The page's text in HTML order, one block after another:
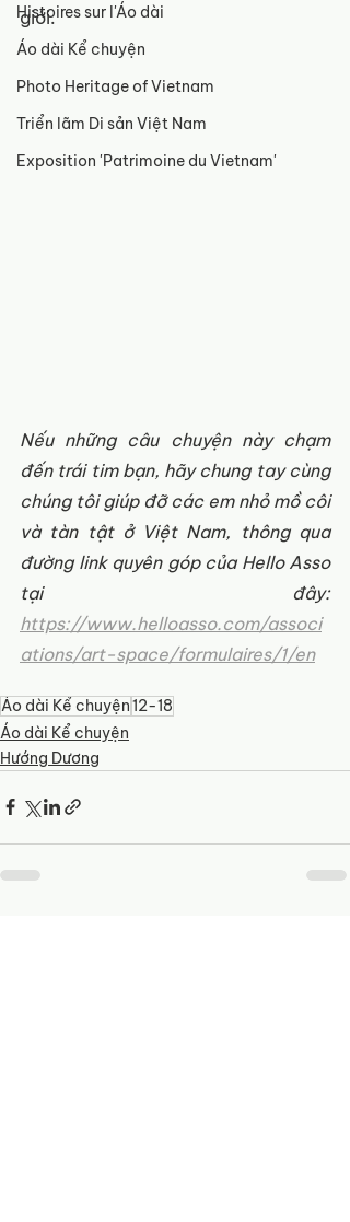
Histoires sur l'Áo dài
Áo dài Kể chuyện
Photo Heritage of Vietnam
Triển lãm Di sản Việt Nam
Exposition 'Patrimoine du Vietnam'
giới.
Nếu những câu chuyện này chạm
đến trái tim bạn, hãy chung tay cùng
chúng tôi giúp đỡ các em nhỏ mồ côi
và tàn tật ở Việt Nam, thông qua
đường link quyên góp của Hello Asso
tại đây:
https://www.helloasso.com/associ
ations/art-space/formulaires/1/en
Áo dài Kể chuyện12-18
Áo dài Kể chuyện
Hướng Dương